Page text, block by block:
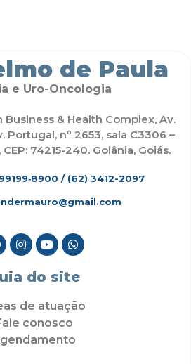
de Paula
e Uro-Oncologia
Business & Health Complex, Av.
Portugal, nº 2653, sala C3306 –
74215-240. Goiânia, Goiás.
99199‑8900 / (62) 3412-2097
do site
de atuação
conosco